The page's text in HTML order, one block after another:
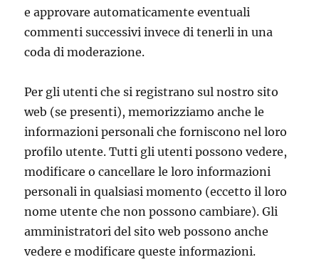
e approvare automaticamente eventuali
commenti successivi invece di tenerli in una
coda di moderazione.
Per gli utenti che si registrano sul nostro sito
web (se presenti), memorizziamo anche le
informazioni personali che forniscono nel loro
profilo utente. Tutti gli utenti possono vedere,
modificare o cancellare le loro informazioni
personali in qualsiasi momento (eccetto il loro
nome utente che non possono cambiare). Gli
amministratori del sito web possono anche
vedere e modificare queste informazioni.